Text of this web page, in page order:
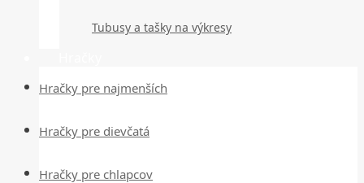
Tubusy a tašky na výkresy
Hračky pre najmenších
Hračky pre dievčatá
Hračky pre chlapcov